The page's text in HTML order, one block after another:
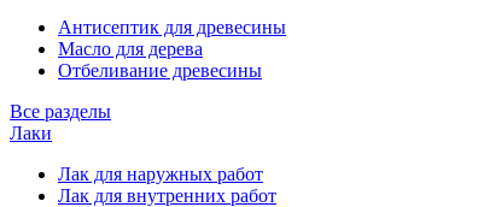
Антисептик для древесины
Масло для дерева
Отбеливание древесины
Все разделы
Лаки
Лак для наружных работ
Лак для внутренних работ